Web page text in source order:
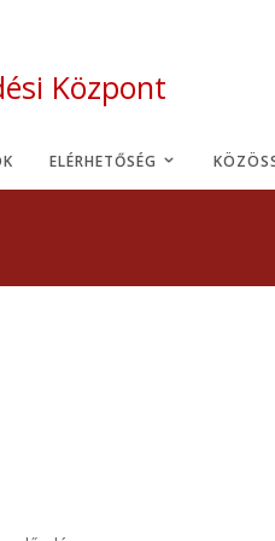
Központ
ELÉRHETŐSÉG